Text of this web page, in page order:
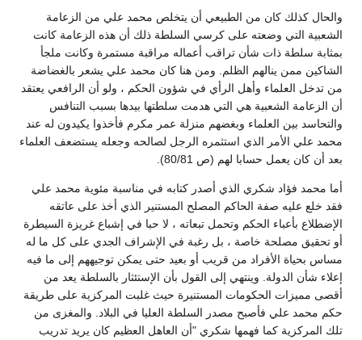
والحال كذلك كان من الطبيعي أن يتخلص محمد علي من الزعامة
الشعبية التي وضعته على كرسي السلطة ذلك أن هذه الزعامة كانت
بمثابة سلطة ذات شأن تراقب أعماله مراقبة مستمرة وكانت ملجأ
الشاكين ممن ينالهم الظلم. ومن هنا كان محمد علي يشعر بالغضاضة
من تدخل العلماء وأهل الرأي في شؤون الحكم ، ولو أن الرافعي يعتقد
أن الزعامة الشعبية هي التي هدمت سلطتها بيدها بسبب التنافس
والتحاسد بين العلماء وبغضهم منزلة عمر مكرم فأخذوا يكيدون له عند
محمد علي الأمر الذي استثمره الرجل لصالحه وجعله يستضعف العلماء
بعد أن كان يعمل حسابا لهم (ص 80/81).
أما محمد فؤاد شكري الذي أصدر كتابه في مناسبة مئوية محمد علي
فقد خلع عليه صفة الحاكم المصلح المستنير الذي أخذ على عاتقه
الإضطلاع بأعباء الحكم وتحمل تبعاته ، لا حبا في إشباع غريزة السيطرة
أو تحقيق مصلحة خاصة ، بل رغبة في الإشراف الجدي على كل ما له
مساس بحياة الأفراد من قريب أو بعيد حتى يمكن توجيههم إلى ما فيه
إعلاء شأن الدولة. وينتهي إلى القول بأن الإستئثار بالسلطة يعد من
أقصى مميزات الحكومات المستنيرة حيث غلبت المركزية على طريقة
حكم محمد علي فأصبح مصدر السلطة العليا في البلاد. والمغزى من
تلك المركزية كما فهمها شكري "أن العاهل العظيم كان يريد تدريب